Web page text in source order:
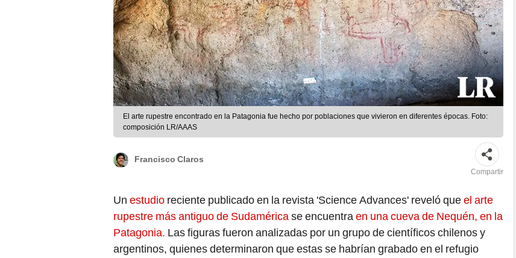
El arte rupestre encontrado en la Patagonia fue hecho por poblaciones que vivieron en diferentes épocas. Foto:
composición LR/AAAS
Francisco Claros
Compartir
Un estudio reciente publicado en la revista 'Science Advances' reveló queel arte
rupestre más antiguo de Sudaméricase encuentraen una cueva de Nequén, en la
Patagonia. Las figuras fueron analizadas por un grupo de científicos chilenos y
argentinos, quienes determinaron que estas se habrían grabado en el refugio